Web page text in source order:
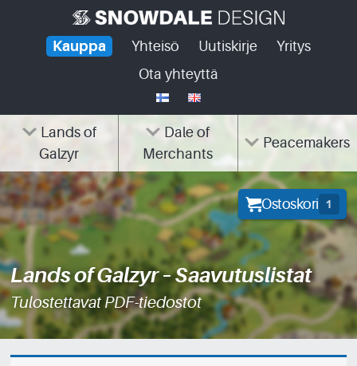
content Kauppa Yhteisö Uutiskirje
Yritys
Ota yhteyttä
Lands of
Galzyr
Dale of
Merchants
Peacemakers
Ostoskori 1
Lands of Galzyr – Saavutuslistat
Tulostettavat PDF-tiedostot